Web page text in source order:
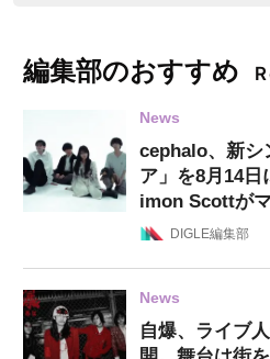
編集部のおすすめ
News
cephalo、新シ
ア」を8月14
imon Scottが
DIGLE編集部
News
自爆、ライブ